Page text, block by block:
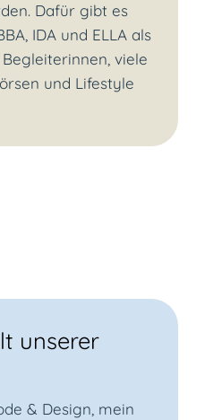
Dafür gibt es
IDA und ELLA als
viele
und Lifestyle
unserer
& Design, mein